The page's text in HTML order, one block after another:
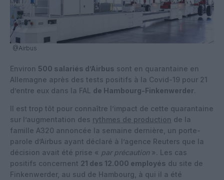
@Airbus
Environ 500 salariés d’Airbus sont en quarantaine en
Allemagne après des tests positifs à la Covid-19 pour 21
d’entre eux dans la FAL de Hambourg-Finkenwerder.
Il est trop tôt pour connaître l’impact de cette quarantaine
sur l’augmentation des rythmes de production de la
famille A320 annoncée la semaine dernière, un porte-
parole d’Airbus ayant déclaré à l’agence Reuters que la
décision avait été prise « par précaution ». Les cas
positifs concernent 21 des 12.000 employés du site de
Finkenwerder, au sud de Hambourg, à qui il a été